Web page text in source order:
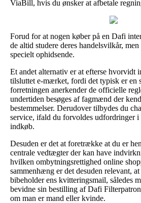
ViaBill, hvis du ønsker at afbetale
Forud for at nogen køber på en Dafi
de altid studere deres handelsvilkår,
specielt ophidsende.
Et andet alternativ er at efterse hvorvidt
tilsluttet e-mærket, fordi det typisk er en
forretningen anerkender de officielle
undertiden besøges af fagmænd der
bestemmelser. Derudover tilbydes du
service, ifald du forvoldes udfordringer i
indkøb.
Desuden er det at foretrække at du er
centrale vedtægter der kan have
hvilken ombytningsrettighed online
sammenhæng er det desuden relevant,
bibeholder ens kvitteringsmail, således
bevidne sin bestilling af Dafi
om man er mand eller kvinde.